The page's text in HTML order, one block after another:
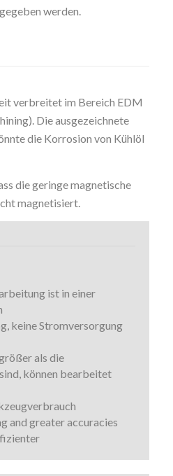
werden.
verbreitet im Bereich EDM
Die ausgezeichnete
die Korrosion von Kühlöl
die geringe magnetische
magnetisiert.
ist in einer
keine Stromversorgung
als die
können bearbeitet
and greater accuracies